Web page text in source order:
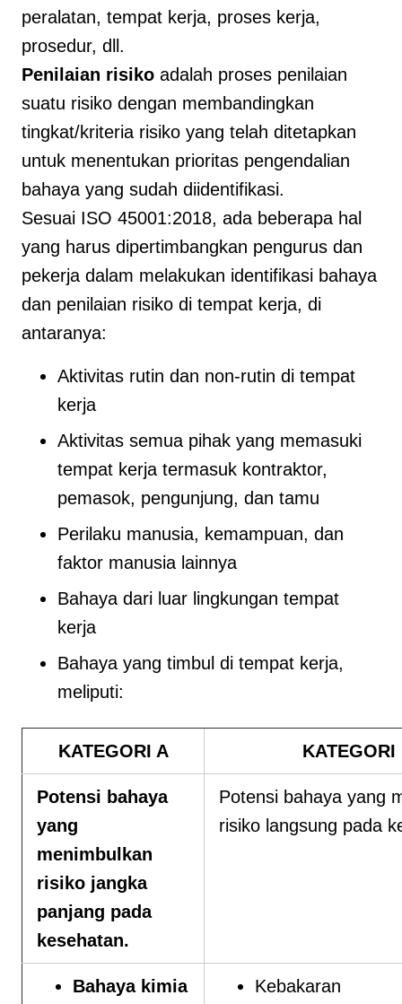
peralatan, tempat kerja, proses kerja,
prosedur, dll.
Penilaian risiko adalah proses penilaian
suatu risiko dengan membandingkan
tingkat/kriteria risiko yang telah ditetapkan
untuk menentukan prioritas pengendalian
bahaya yang sudah diidentifikasi.
Sesuai ISO 45001:2018, ada beberapa hal
yang harus dipertimbangkan pengurus dan
pekerja dalam melakukan identifikasi bahaya
dan penilaian risiko di tempat kerja, di
antaranya:
Aktivitas rutin dan non-rutin di tempat
kerja
Aktivitas semua pihak yang memasuki
tempat kerja termasuk kontraktor,
pemasok, pengunjung, dan tamu
Perilaku manusia, kemampuan, dan
faktor manusia lainnya
Bahaya dari luar lingkungan tempat
kerja
Bahaya yang timbul di tempat kerja,
meliputi:
KATEGORI A KATEGORI
Potensi bahaya
yang
menimbulkan
risiko jangka
panjang pada
kesehatan.
Potensi bahaya yang
risiko langsung pada
Bahaya kimia
Kebakaran